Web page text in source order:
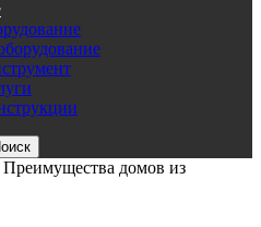
Преимущества домов из